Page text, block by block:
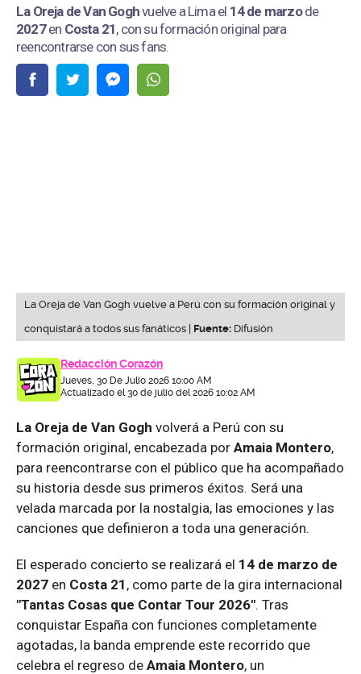
La Oreja de Van Goghvuelve a Lima el 14 de marzode
2027en Costa 21, con su formación original para
reencontrarse con sus fans.
La Oreja de Van Gogh vuelve a Perú con su formación original y
conquistará a todos sus fanáticos | Fuente: Difusión
Redacción Corazón
Jueves, 30 De Julio 2026 10:00 AM
Actualizado el 30 de julio del 2026 10:02 AM
La Oreja de Van Gogh volverá a Perú con su
formación original, encabezada por Amaia Montero,
para reencontrarse con el público que ha acompañado
su historia desde sus primeros éxitos. Será una
velada marcada por la nostalgia, las emociones y las
canciones que definieron a toda una generación.
El esperado concierto se realizará el 14 de marzo de
2027 en Costa 21 , como parte de la gira internacional
"Tantas Cosas que Contar Tour 2026". Tras
conquistar España con funciones completamente
agotadas, la banda emprende este recorrido que
celebra el regreso de Amaia Montero, un